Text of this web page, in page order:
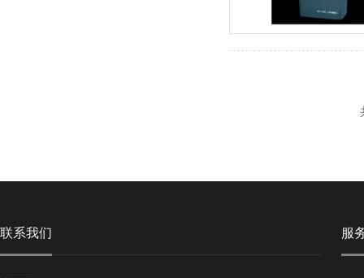
联系我们 服